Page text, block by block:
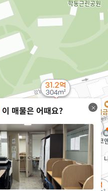
'26. 06
103억
'21. 04
매물
31억
31.2억
304m²
16억
226m²
13억
235m²
이 매물은 어때요?